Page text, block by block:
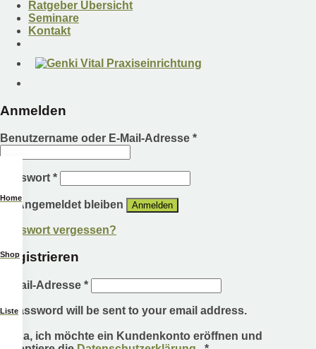
Ratgeber Übersicht
Seminare
Kontakt
Home
Shop
Liste
Anmelden
Benutzername oder E-Mail-Adresse *
Passwort *
Angemeldet bleiben Anmelden
Passwort vergessen?
Registrieren
E-Mail-Adresse *
A password will be sent to your email address.
Ja, ich möchte ein Kundenkonto eröffnen und